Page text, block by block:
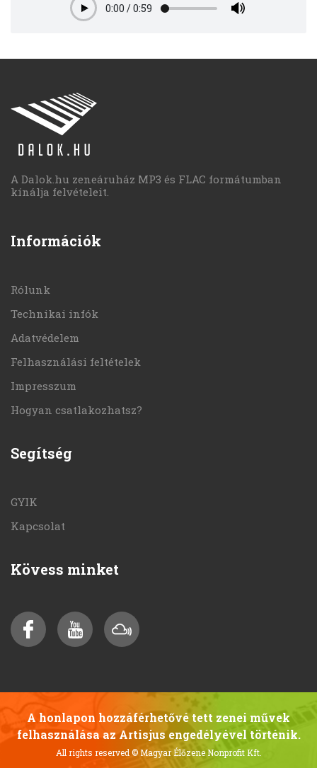
Play0:00 /0:59
A Dalok.hu zeneáruház MP3 és FLAC formátumban
kínálja felvételeit.
Információk
Rólunk
Technikai infók
Adatvédelem
Felhasználási feltételek
Impresszum
Hogyan csatlakozhatsz?
Segítség
GYIK
Kapcsolat
Kövess minket
A honlapon hozzáférhetővé tett zenei művek
felhasználása az Artisjus engedélyével történik.
All rights reserved© Magyar Élőzene Nonprofit Kft.